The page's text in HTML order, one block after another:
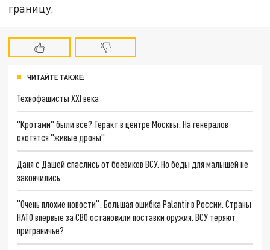
границу.
ЧИТАЙТЕ ТАКЖЕ:
Технофашисты XXI века
"Кротами" были все? Теракт в центре Москвы: На генералов
охотятся "живые дроны"
Даня с Дашей спаслись от боевиков ВСУ. Но беды для малышей не
закончились
"Очень плохие новости": Большая ошибка Palantir в России. Страны
НАТО впервые за СВО остановили поставки оружия. ВСУ теряют
приграничье?